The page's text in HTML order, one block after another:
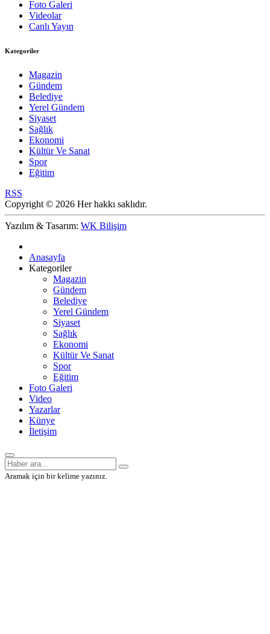
Foto Galeri
Videolar
Canlı Yayın
Kategoriler
Magazin
Gündem
Belediye
Yerel Gündem
Siyaset
Sağlık
Ekonomi
Kültür Ve Sanat
Spor
Eğitim
RSS
Copyright © 2026 Her hakkı saklıdır.
Yazılım & Tasarım: WK Bilişim
Anasayfa
Kategoriler
Magazin
Gündem
Belediye
Yerel Gündem
Siyaset
Sağlık
Ekonomi
Kültür Ve Sanat
Spor
Eğitim
Foto Galeri
Video
Yazarlar
Künye
İletişim
Aramak için bir kelime yazınız.